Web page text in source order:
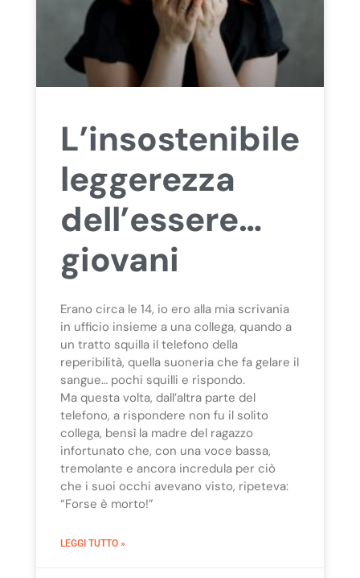
L’insostenibile
leggerezza
dell’essere…
giovani
Erano circa le 14, io ero alla mia scrivania
in ufficio insieme a una collega, quando a
un tratto squilla il telefono della
reperibilità, quella suoneria che fa gelare il
sangue… pochi squilli e rispondo.
Ma questa volta, dall’altra parte del
telefono, a rispondere non fu il solito
collega, bensì la madre del ragazzo
infortunato che, con una voce bassa,
tremolante e ancora incredula per ciò
che i suoi occhi avevano visto, ripeteva:
“Forse è morto!”
LEGGI TUTTO »